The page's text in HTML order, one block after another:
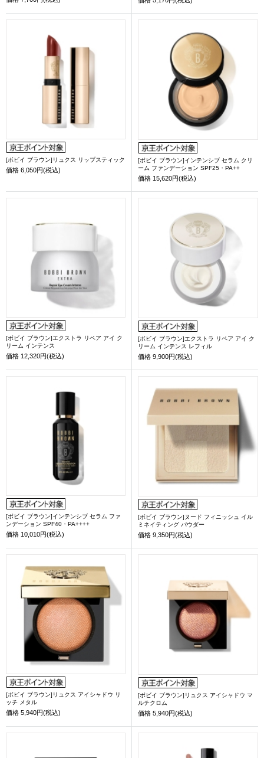
[ボビイ ブラウン]リュクス リップスティック
価格 6,050円(税込)
[ボビイ ブラウン]インテンシブ セラム クリ
ーム ファンデーション SPF25・PA++
価格 15,620円(税込)
[ボビイ ブラウン]エクストラ リペア アイ ク
リーム インテンス
価格 12,320円(税込)
[ボビイ ブラウン]エクストラ リペア アイ ク
リーム インテンス レフィル
価格 9,900円(税込)
[ボビイ ブラウン]インテンシブ セラム ファ
ンデーション SPF40・PA++++
価格 10,010円(税込)
[ボビイ ブラウン]ヌード フィニッシュ イル
ミネイティング パウダー
価格 9,350円(税込)
[ボビイ ブラウン]リュクス アイシャドウ リ
ッチ メタル
価格 5,940円(税込)
[ボビイ ブラウン]リュクス アイシャドウ マ
ルチクロム
価格 5,940円(税込)